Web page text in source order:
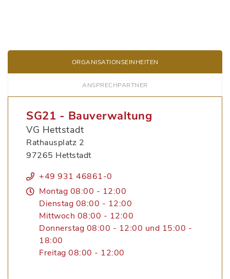
ORGANISATIONS­EINHEITEN
ANSPRECH­PARTNER
SG21 - Bauverwaltung
VG Hettstadt
Rathausplatz 2
97265 Hettstadt
+49 931 46861-0
Montag 08:00 - 12:00
Dienstag 08:00 - 12:00
Mittwoch 08:00 - 12:00
Donnerstag 08:00 - 12:00 und 15:00 -
18:00
Freitag 08:00 - 12:00